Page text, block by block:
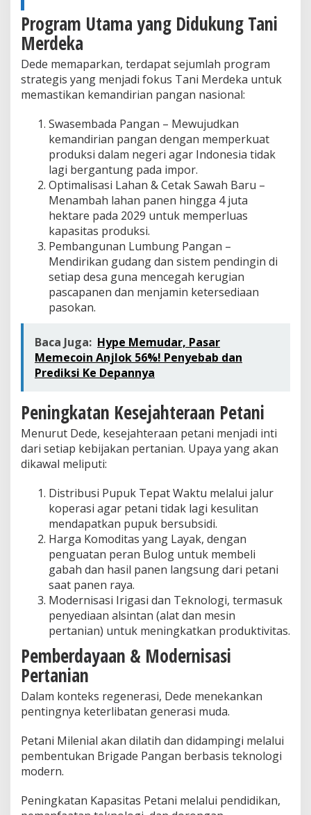
r
T
a
n
i
N
s
i
o
n
a
l
Program Utama yang Didukung Tani
Merdeka
Dede memaparkan, terdapat sejumlah program
strategis yang menjadi fokus Tani Merdeka untuk
memastikan kemandirian pangan nasional:
Swasembada Pangan – Mewujudkan
kemandirian pangan dengan memperkuat
produksi dalam negeri agar Indonesia tidak
lagi bergantung pada impor.
Optimalisasi Lahan & Cetak Sawah Baru –
Menambah lahan panen hingga 4 juta
hektare pada 2029 untuk memperluas
kapasitas produksi.
Pembangunan Lumbung Pangan –
Mendirikan gudang dan sistem pendingin di
setiap desa guna mencegah kerugian
pascapanen dan menjamin ketersediaan
pasokan.
Baca Juga: Hype Memudar, Pasar
Memecoin Anjlok 56%! Penyebab dan
Prediksi Ke Depannya
Peningkatan Kesejahteraan Petani
Menurut Dede, kesejahteraan petani menjadi inti
dari setiap kebijakan pertanian. Upaya yang akan
dikawal meliputi:
Distribusi Pupuk Tepat Waktu melalui jalur
koperasi agar petani tidak lagi kesulitan
mendapatkan pupuk bersubsidi.
Harga Komoditas yang Layak, dengan
penguatan peran Bulog untuk membeli
gabah dan hasil panen langsung dari petani
saat panen raya.
Modernisasi Irigasi dan Teknologi, termasuk
penyediaan alsintan (alat dan mesin
pertanian) untuk meningkatkan produktivitas.
Pemberdayaan & Modernisasi
Pertanian
Dalam konteks regenerasi, Dede menekankan
pentingnya keterlibatan generasi muda.
Petani Milenial akan dilatih dan didampingi melalui
pembentukan Brigade Pangan berbasis teknologi
modern.
Peningkatan Kapasitas Petani melalui pendidikan,